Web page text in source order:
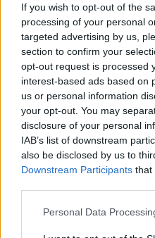
If you wish to opt-out of the
processing of your personal
targeted advertising by us,
section to confirm your
opt-out request is processed
interest-based ads based on
us or personal information
your opt-out. You may
disclosure of your personal
IAB’s list of downstream
also be disclosed by us to
Downstream Participants that
Personal Data
„Mačiau ir didžiąsias
kurį ji patyrė. Kartais